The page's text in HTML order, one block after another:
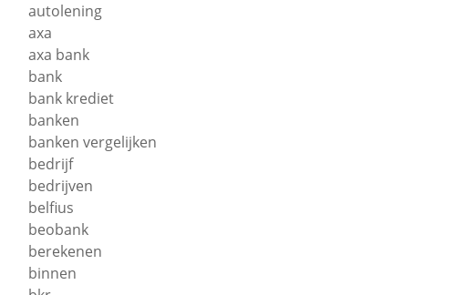
autolening
axa
axa bank
bank
bank krediet
banken
banken vergelijken
bedrijf
bedrijven
belfius
beobank
berekenen
binnen